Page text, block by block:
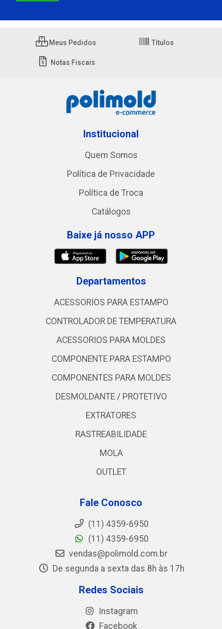
Meus Pedidos Títulos
Notas Fiscais
Institucional
Quem Somos
Política de Privacidade
Política de Troca
Catálogos
Baixe já nosso APP
Departamentos
ACESSORIOS PARA ESTAMPO
CONTROLADOR DE TEMPERATURA
ACESSORIOS PARA MOLDES
COMPONENTE PARA ESTAMPO
COMPONENTES PARA MOLDES
DESMOLDANTE / PROTETIVO
EXTRATORES
RASTREABILIDADE
MOLA
OUTLET
Fale Conosco
(11) 4359-6950
(11) 4359-6950
vendas@polimold.com.br
De segunda a sexta das 8h às 17h
Redes Sociais
Instagram
Facebook